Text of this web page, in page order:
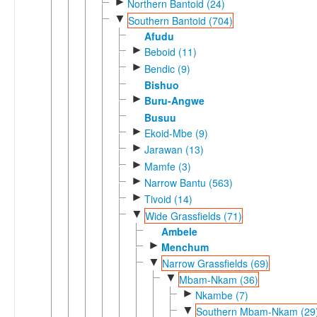
Northern Bantoid (24)
▼ Southern Bantoid (704)
Afudu
► Beboid (11)
► Bendic (9)
Bishuo
► Buru-Angwe
Busuu
► Ekoid-Mbe (9)
► Jarawan (13)
► Mamfe (3)
► Narrow Bantu (563)
► Tivoid (14)
▼ Wide Grassfields (71)
Ambele
► Menchum
▼ Narrow Grassfields (69)
▼ Mbam-Nkam (36)
► Nkambe (7)
▼ Southern Mbam-Nkam